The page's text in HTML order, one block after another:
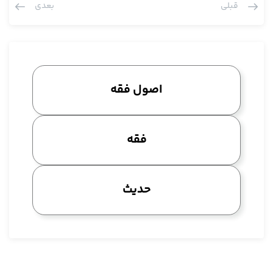
یعنی به اصطلاح عام مجموعی است، به حیثی که یک مجموع زمان را در
این در مجموع آنات هست مثل باب صوم. من چند سطر چند سطر
عبارت ایشان را می اندازم چون مطلب ایشان را قبول نداریم به اندازه
احترام خواندن ایشان و إلا مطلب ایشان قابل قبول نیست.
کما فی باب الصوم، عرض کردیم ما عام مجموعی داریم، این کتب
اصولی آمده اما عام مجموعی نداریم، عام مجموعی همان کل است،
خوابیده است، این سریان ندارد، اصلا ممکن نیست عام باشد. اگر
گفت پنج تا عالم را به قید پنج تایی که چهار تا نشود، شش تا هم
نشود این سریان ندارد، متعلق حکم سریان ندارد، موضوع حکم
سریان ندارد. چه سریانی دارد؟ اگر گفت اکرم العالم سریان دارد بر هر
قبلی بعدی
اصول فقه
فقه
حدیث